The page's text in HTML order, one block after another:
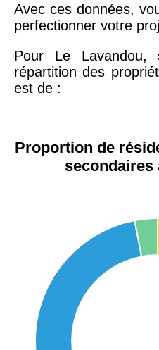
Avec ces données,
perfectionner votre
Pour Le
répartition des
est de :
Proportion de
secondaires